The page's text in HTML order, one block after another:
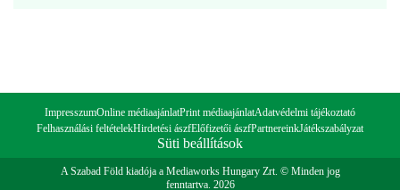
ImpresszumOnline médiaajánlatPrint médiaajánlatAdatvédelmi tájékoztató
Felhasználási feltételekHirdetési ászfElőfizetői ászfPartnereinkJátékszabályzat
Süti beállítások
A Szabad Föld kiadója a Mediaworks Hungary Zrt. © Minden jog
fenntartva. 2026